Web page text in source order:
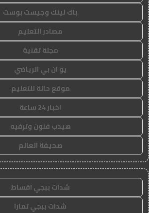
باك لينك وجيست بوست
مصادر التعليم
مجلة تقنية
يو ان بي الرياضي
موقع حالة للتعليم
اخبار 24 ساعة
هيدب فنون وترفيه
صحيفة العالم
شدات ببجي اقساط
شدات ببجي تمارا